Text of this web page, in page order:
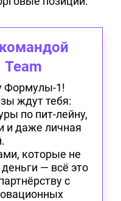
Team
Формулы-1!
ждут тебя:
по пит-лейну,
и даже личная
которые не
— всё это
с